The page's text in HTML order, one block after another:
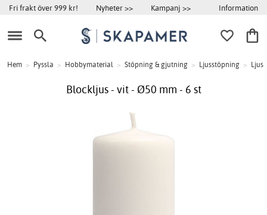
Fri frakt över 999 kr! Nyheter >> Kampanj >> Information
Hem > Pyssla > Hobbymaterial > Stöpning & gjutning > Ljusstöpning > Ljus
Blockljus - vit - Ø50 mm - 6 st